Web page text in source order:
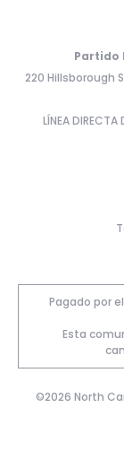
Partido
220 Hillsborough
LÍNEA
Pagado por
Esta
©2026 North